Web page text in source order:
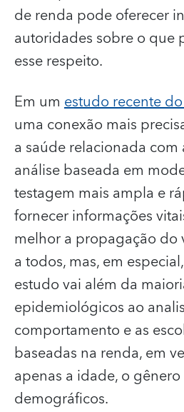
de renda pode oferecer
autoridades sobre o que
esse respeito.
Em um estudo recente
uma conexão mais
a saúde relacionada
análise baseada em
testagem mais ampla e
fornecer informações
melhor a propagação do
a todos, mas, em
estudo vai além da
epidemiológicos ao
comportamento e as
baseadas na renda, em
apenas a idade, o
demográficos.